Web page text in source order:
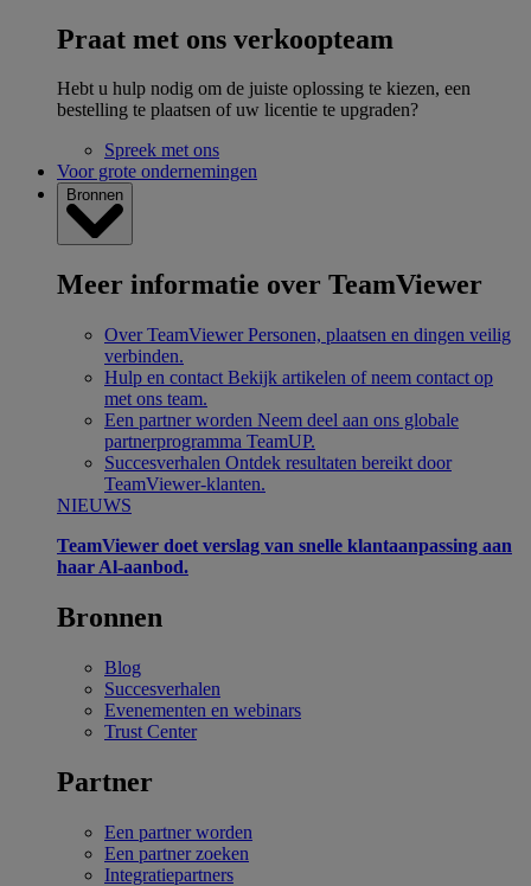
Praat met ons verkoopteam
Hebt u hulp nodig om de juiste oplossing te kiezen, een
bestelling te plaatsen of uw licentie te upgraden?
Spreek met ons
Voor grote ondernemingen
Bronnen
Meer informatie over TeamViewer
Over TeamViewer Personen, plaatsen en dingen veilig
verbinden.
Hulp en contact Bekijk artikelen of neem contact op
met ons team.
Een partner worden Neem deel aan ons globale
partnerprogramma TeamUP.
Succesverhalen Ontdek resultaten bereikt door
TeamViewer-klanten.
NIEUWS
TeamViewer doet verslag van snelle klantaanpassing aan
haar Al-aanbod.
Bronnen
Blog
Succesverhalen
Evenementen en webinars
Trust Center
Partner
Een partner worden
Een partner zoeken
Integratiepartners